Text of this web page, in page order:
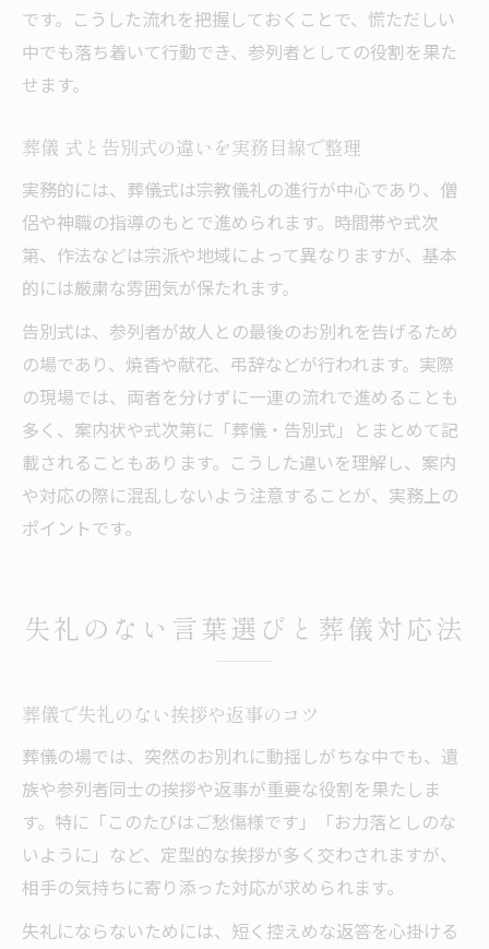
です。こうした流れを把握しておくことで、慌ただしい
中でも落ち着いて行動でき、参列者としての役割を果た
せます。
葬儀 式と告別式の違いを実務目線で整理
実務的には、葬儀式は宗教儀礼の進行が中心であり、僧
侶や神職の指導のもとで進められます。時間帯や式次
第、作法などは宗派や地域によって異なりますが、基本
的には厳粛な雰囲気が保たれます。
告別式は、参列者が故人との最後のお別れを告げるため
の場であり、焼香や献花、弔辞などが行われます。実際
の現場では、両者を分けずに一連の流れで進めることも
多く、案内状や式次第に「葬儀・告別式」とまとめて記
載されることもあります。こうした違いを理解し、案内
や対応の際に混乱しないよう注意することが、実務上の
ポイントです。
失礼のない言葉選びと葬儀対応法
葬儀で失礼のない挨拶や返事のコツ
葬儀の場では、突然のお別れに動揺しがちな中でも、遺
族や参列者同士の挨拶や返事が重要な役割を果たしま
す。特に「このたびはご愁傷様です」「お力落としのな
いように」など、定型的な挨拶が多く交わされますが、
相手の気持ちに寄り添った対応が求められます。
失礼にならないためには、短く控えめな返答を心掛ける